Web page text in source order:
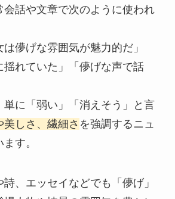
会話や文章で次のように使われ
儚げな雰囲気が魅力的だ」
揺れていた」「儚げな声で話
単に「弱い」「消えそう」と言
美しさ、繊細さ を強調するニュ
す。
、エッセイなどでも「儚げ」